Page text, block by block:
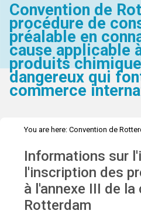
Convention de
procédure de
préalable en
cause applicable
produits
dangereux qui
commerce
You are here: Convention de
l'inscription des produits
Informations sur
l'inscription des
à l'annexe III de
Rotterdam